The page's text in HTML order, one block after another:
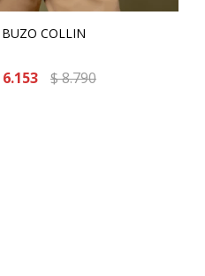
BUZO COLLIN
6.153 $8.790